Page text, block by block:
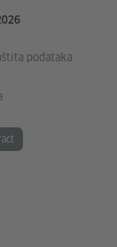
podataka